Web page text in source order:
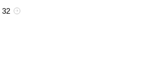
32